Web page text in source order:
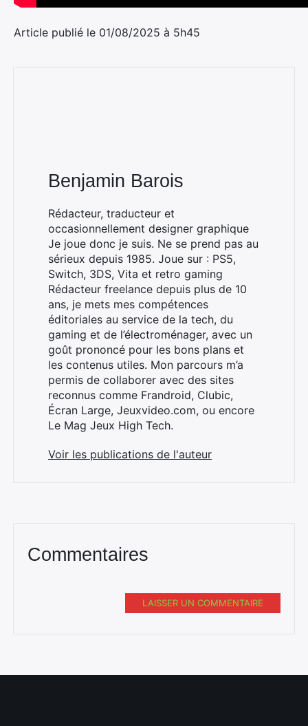
Article publié le 01/08/2025 à 5h45
Benjamin Barois
Rédacteur, traducteur et
occasionnellement designer graphique
Je joue donc je suis. Ne se prend pas au
sérieux depuis 1985. Joue sur : PS5,
Switch, 3DS, Vita et retro gaming
Rédacteur freelance depuis plus de 10
ans, je mets mes compétences
éditoriales au service de la tech, du
gaming et de l’électroménager, avec un
goût prononcé pour les bons plans et
les contenus utiles. Mon parcours m’a
permis de collaborer avec des sites
reconnus comme Frandroid, Clubic,
Écran Large, Jeuxvideo.com, ou encore
Le Mag Jeux High Tech.
Voir les publications de l'auteur
Commentaires
LAISSER UN COMMENTAIRE
Rechercher
: